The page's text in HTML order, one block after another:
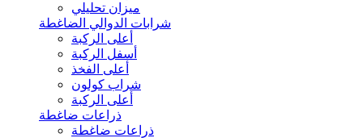
ميزان تحليلي
شرابات الدوالي الضاغطة
أعلى الركبة
أسفل الركبة
أعلى الفخذ
شراب كولون
أعلى الركبة
ذراعات ضاغطة
ذراعات ضاغطة